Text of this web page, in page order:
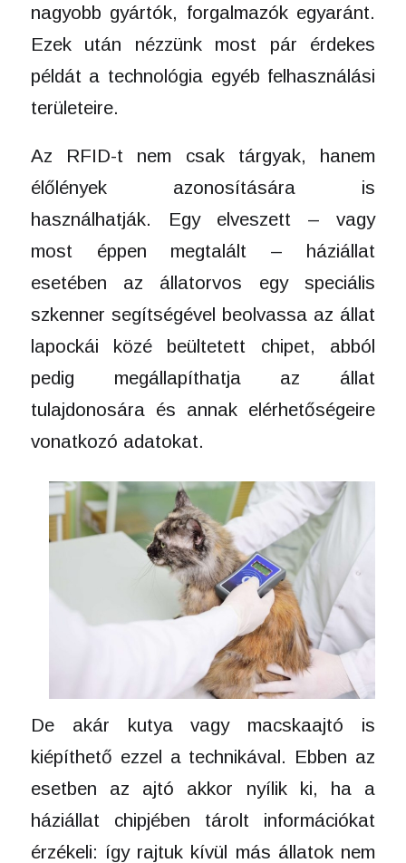
nagyobb gyártók, forgalmazók egyaránt.
Ezek után nézzünk most pár érdekes
példát a technológia egyéb felhasználási
területeire.
Az RFID-t nem csak tárgyak, hanem
élőlények azonosítására is
használhatják. Egy elveszett – vagy
most éppen megtalált – háziállat
esetében az állatorvos egy speciális
szkenner segítségével beolvassa az állat
lapockái közé beültetett chipet, abból
pedig megállapíthatja az állat
tulajdonosára és annak elérhetőségeire
vonatkozó adatokat.
De akár kutya vagy macskaajtó is
kiépíthető ezzel a technikával. Ebben az
esetben az ajtó akkor nyílik ki, ha a
háziállat chipjében tárolt információkat
érzékeli: így rajtuk kívül más állatok nem